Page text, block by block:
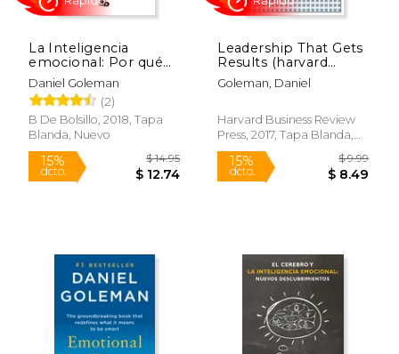
La Inteligencia
emocional: Por qué
es más importante
que el cociente
intelectual
Daniel Goleman
(2)
B De Bolsillo, 2018, Tapa
Blanda, Nuevo
15%
dcto.
Leadership That Gets
Results (harvard
Business Review
Classics) (en Inglés)
Goleman, Daniel
Harvard Business Review
Press, 2017, Tapa Blanda,
Nuevo
15%
dcto.
Rápido